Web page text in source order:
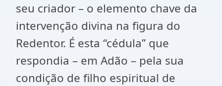
seu criador – o elemento chave da
intervenção divina na figura do
Redentor. É esta “cédula” que
respondia – em Adão – pela sua
condição de filho espiritual de